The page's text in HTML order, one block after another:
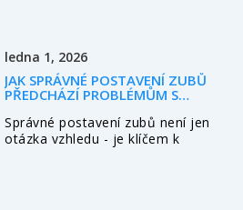
ledna 1, 2026
JAK SPRÁVNÉ POSTAVENÍ ZUBŮ
PŘEDCHÁZÍ PROBLÉMŮM S
Správné postavení zubů není jen
otázka vzhledu - je klíčem k